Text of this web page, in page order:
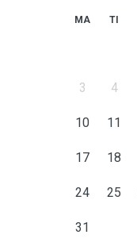
MA TI
3 4
10 11
17 18
24 25
31